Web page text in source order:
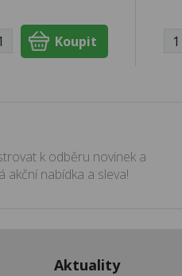
k odběru novinek a
akční nabídka a sleva!
Aktuality